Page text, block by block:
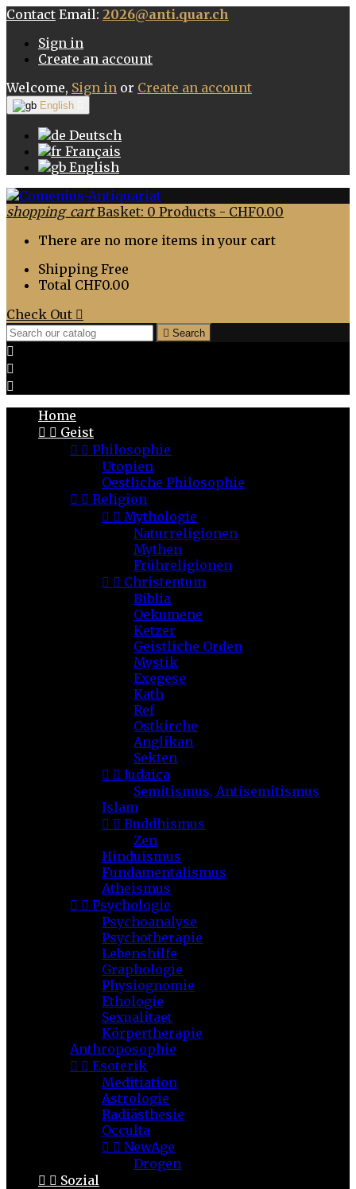
Contact Email: 2026@anti.quar.ch
Sign in
Create an account
Welcome, Sign in or Create an account
English
Deutsch
Français
English
shopping_cart Basket: 0 Products - CHF0.00
There are no more items in your cart
Shipping Free
Total CHF0.00
Check Out 
 Search



Home
  Geist
  Philosophie
Utopien
Oestliche Philosophie
  Religion
  Mythologie
Naturreligionen
Mythen
Frühreligionen
  Christentum
Biblia
Oekumene
Ketzer
Geistliche Orden
Mystik
Exegese
Kath
Ref
Ostkirche
Anglikan
Sekten
  Judaica
Semitismus, Antisemitismus
Islam
  Buddhismus
Zen
Hinduismus
Fundamentalismus
Atheismus
  Psychologie
Psychoanalyse
Psychotherapie
Lebenshilfe
Graphologie
Physiognomie
Ethologie
Sexualitaet
Körpertherapie
Anthroposophie
  Esoterik
Meditiation
Astrologie
Radiästhesie
Occulta
  NewAge
Drogen
  Sozial